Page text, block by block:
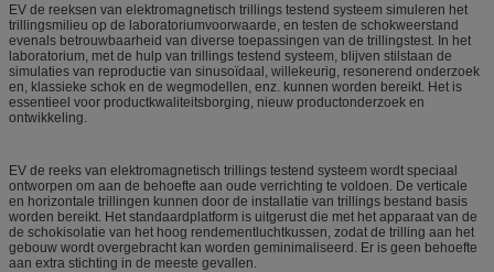
EV de reeksen van elektromagnetisch trillings testend systeem simuleren het
trillingsmilieu op de laboratoriumvoorwaarde, en testen de schokweerstand
evenals betrouwbaarheid van diverse toepassingen van de trillingstest. In het
laboratorium, met de hulp van trillings testend systeem, blijven stilstaan de
simulaties van reproductie van sinusoïdaal, willekeurig, resonerend onderzoek
en, klassieke schok en de wegmodellen, enz. kunnen worden bereikt. Het is
essentieel voor productkwaliteitsborging, nieuw productonderzoek en
ontwikkeling.
EV de reeks van elektromagnetisch trillings testend systeem wordt speciaal
ontworpen om aan de behoefte aan oude verrichting te voldoen. De verticale
en horizontale trillingen kunnen door de installatie van trillings bestand basis
worden bereikt. Het standaardplatform is uitgerust die met het apparaat van de
de schokisolatie van het hoog rendementluchtkussen, zodat de trilling aan het
gebouw wordt overgebracht kan worden geminimaliseerd. Er is geen behoefte
aan extra stichting in de meeste gevallen.